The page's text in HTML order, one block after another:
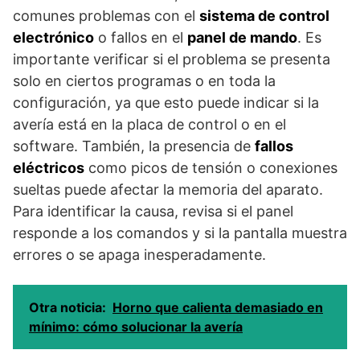
comunes problemas con el sistema de control
electrónico o fallos en el panel de mando. Es
importante verificar si el problema se presenta
solo en ciertos programas o en toda la
configuración, ya que esto puede indicar si la
avería está en la placa de control o en el
software. También, la presencia de fallos
eléctricos como picos de tensión o conexiones
sueltas puede afectar la memoria del aparato.
Para identificar la causa, revisa si el panel
responde a los comandos y si la pantalla muestra
errores o se apaga inesperadamente.
Otra noticia: Horno que calienta demasiado en
mínimo: cómo solucionar la avería